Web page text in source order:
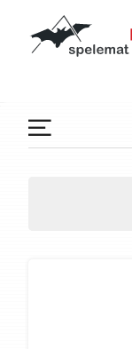
BATCode